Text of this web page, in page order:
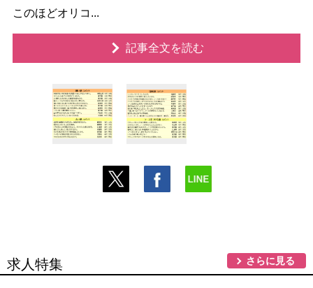
このほどオリコ...
記事全文を読む
求人特集 さらに見る